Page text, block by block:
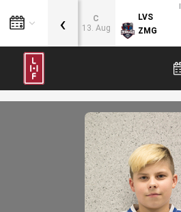
C
13. Aug
LVS
ZMG
‹